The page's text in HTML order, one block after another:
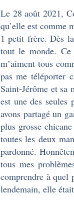
Le 28 août 2021,
qu’elle est comme
1 petit frère. Dès
tout le monde. Ce
m’aiment tous
pas me téléporter
Saint-Jérôme et sa
est une des
avons partagé un
plus grosse
toutes les deux
pardonné.
tous mes
comprendre à quel
lendemain, elle